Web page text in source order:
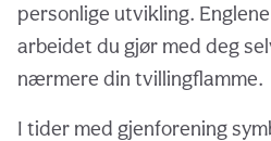
personlige utvikling.
arbeidet du gjør med deg
nærmere din tvillingflamme.
I tider med gjenforening